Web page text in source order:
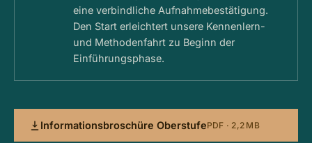
eine verbindliche Aufnahmebestätigung.
Den Start erleichtert unsere Kennenlern-
und Methodenfahrt zu Beginn der
Einführungsphase.
Informationsbroschüre OberstufePDF · 2,2 MB